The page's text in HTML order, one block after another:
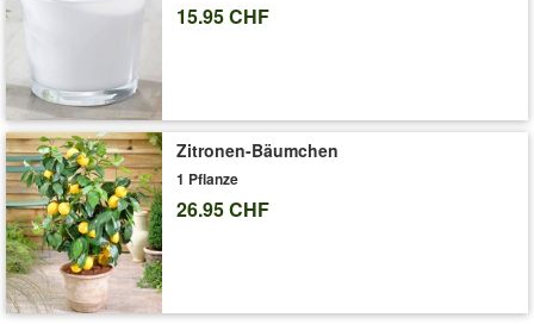
Liefergrösse:12 cm-Topf, ca. 20-30 cm hoch
15.95 CHF
Zitronen-Bäumchen
1 Pflanze
26.95 CHF